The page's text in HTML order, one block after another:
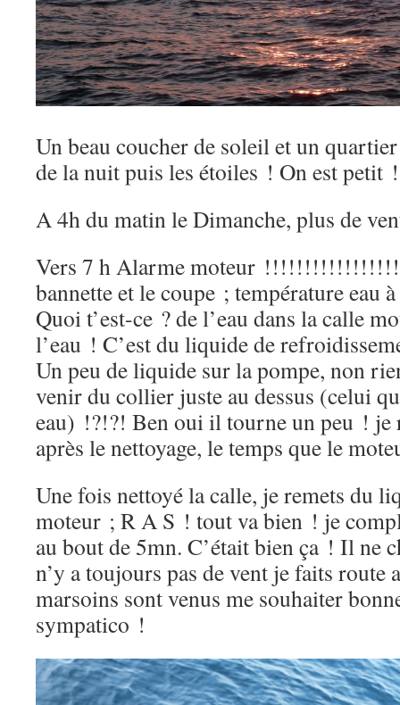
Un beau coucher de soleil et un
de la nuit puis les étoiles ! On est petit
A 4h du matin le Dimanche, plus de
Vers 7 h Alarme moteur
bannette et le coupe ; température
Quoi t’est-ce ? de l’eau dans la calle
l’eau ! C’est du liquide de
Un peu de liquide sur la pompe, non
venir du collier juste au dessus (celui
eau) !?!?! Ben oui il tourne un peu ! je
après le nettoyage, le temps que le
Une fois nettoyé la calle, je remets du
moteur ; R A S ! tout va bien ! je
au bout de 5mn. C’était bien ça ! Il ne
n’y a toujours pas de vent je faits route
marsoins sont venus me souhaiter
sympatico !